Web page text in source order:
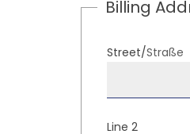
Billing
Street/Straße
Line 2